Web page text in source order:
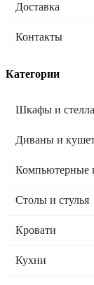
Доставка
Контакты
Категории
Шкафы и
Диваны и
Компьютерные
Столы и стулья
Кровати
Кухни